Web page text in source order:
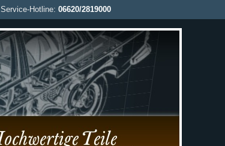
Service-Hotline: 06620/2819000